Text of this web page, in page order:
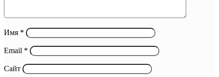
Имя *
Email *
Сайт